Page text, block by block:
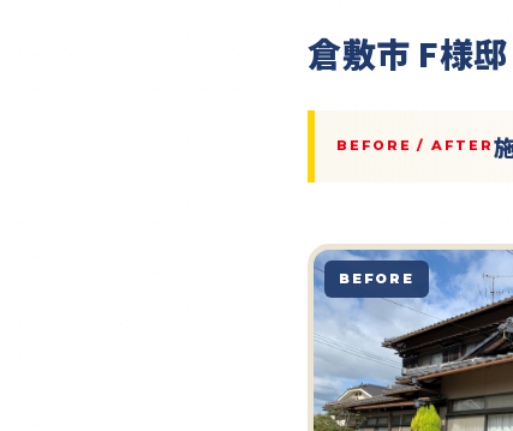
倉敷市 F様
BEFORE / AFTER
BEFORE